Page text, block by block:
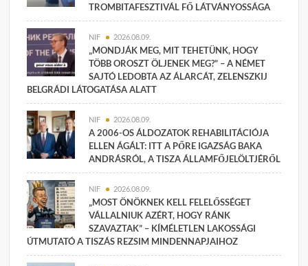
TROMBITAFESZTIVÁL FŐ LÁTVÁNYOSSÁGA
NIF 2026.08.09.
„MONDJÁK MEG, MIT TEHETÜNK, HOGY
TÖBB OROSZT ÖLJENEK MEG?” – A NÉMET
SAJTÓ LEDOBTA AZ ÁLARCÁT, ZELENSZKIJ
BELGRÁDI LÁTOGATÁSA ALATT
NIF 2026.08.09.
A 2006-OS ÁLDOZATOK REHABILITÁCIÓJA
ELLEN ÁGÁLT: ITT A PŐRE IGAZSÁG BAKA
ANDRÁSRÓL, A TISZA ÁLLAMFŐJELÖLTJÉRŐL
NIF 2026.08.09.
„MOST ÖNÖKNEK KELL FELELŐSSÉGET
VÁLLALNIUK AZÉRT, HOGY RÁNK
SZAVAZTAK” – KÍMÉLETLEN LAKOSSÁGI
ÚTMUTATÓ A TISZÁS REZSIM MINDENNAPJAIHOZ